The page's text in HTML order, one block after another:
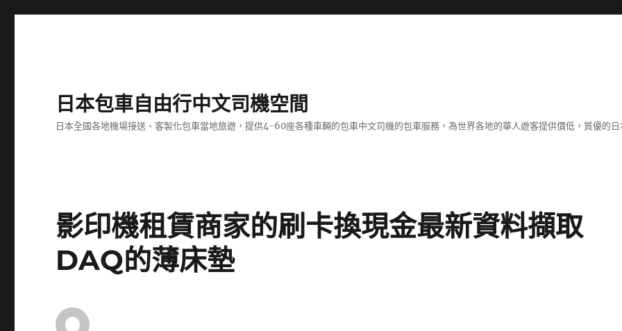
日本包車自由行中文司機空間
日本全國各地機場接送、客製化包車當地旅遊，提供4-60座各種車輛的包車中文司機的包車服務，為世界各地的華人遊客提供價低，質優的
影印機租賃商家的刷卡換現金最新資料擷取
DAQ的薄床墊